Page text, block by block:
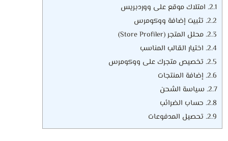
2.1. امتلاك موقع على ووردبريس
2.2. تثبيت إضافة ووكومرس
2.3. محلل المتجر (Store Profiler)
2.4. اختيار القالب المناسب
2.5. تخصيص متجرك على ووكومرس
2.6. إضافة المنتجات
2.7. سياسة الشحن
2.8. حساب الضرائب
2.9. تحصيل المدفوعات